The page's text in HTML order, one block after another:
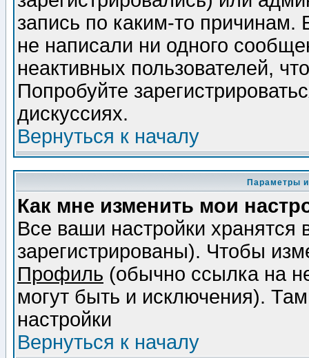
запись по каким-то
не написали ни одного
неактивных пользователей,
Попробуйте
дискуссиях.
Вернуться к началу
Параметры
Как мне изменить мои
Все ваши настройки
зарегистрированы). Чтобы
Профиль (обычно ссылка на
могут быть и исключения).
настройки
Вернуться к началу